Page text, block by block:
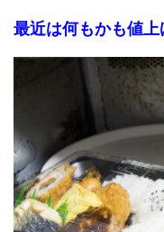
最近は何もかも値